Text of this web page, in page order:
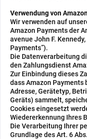
Verwendung von
Wir verwenden auf
Amazon Payments der
avenue John F.
Payments”).
Die Datenverarbeitung
den Zahlungsdienst
Zur Einbindung dieses
dass Amazon Payments
Adresse, Gerätetyp,
Geräts) sammelt,
Cookies eingesetzt
Wiedererkennung Ihres
Die Verarbeitung Ihrer
Grundlage des Art. 6